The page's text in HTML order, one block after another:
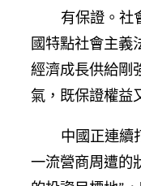
有保證。社
國特點社會主義
經濟成長供給剛
氣，既保證權益
中國正連續
一流營商周遭的